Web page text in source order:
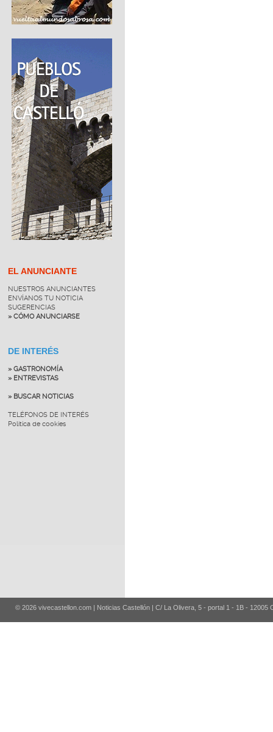
EL ANUNCIANTE
NUESTROS ANUNCIANTES
ENVÍANOS TU NOTICIA
SUGERENCIAS
» CÓMO ANUNCIARSE
DE INTERÉS
» GASTRONOMÍA
» ENTREVISTAS
» BUSCAR NOTICIAS
TELÉFONOS DE INTERÉS
Política de cookies
© 2026 vivecastellon.com | Noticias Castellón | C/ La Olivera, 5 - portal 1 - 1B - 12005